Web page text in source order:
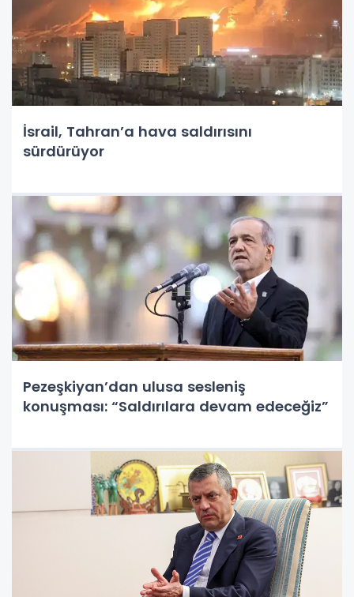
İsrail, Tahran’a hava saldırısını
sürdürüyor
Pezeşkiyan’dan ulusa sesleniş
konuşması: “Saldırılara devam edeceğiz”